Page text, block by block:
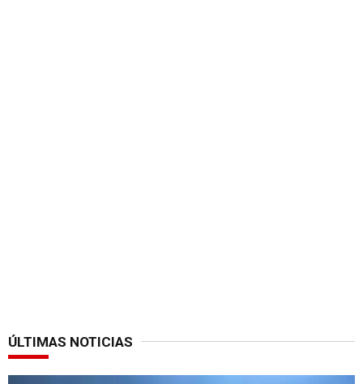
ÚLTIMAS NOTICIAS